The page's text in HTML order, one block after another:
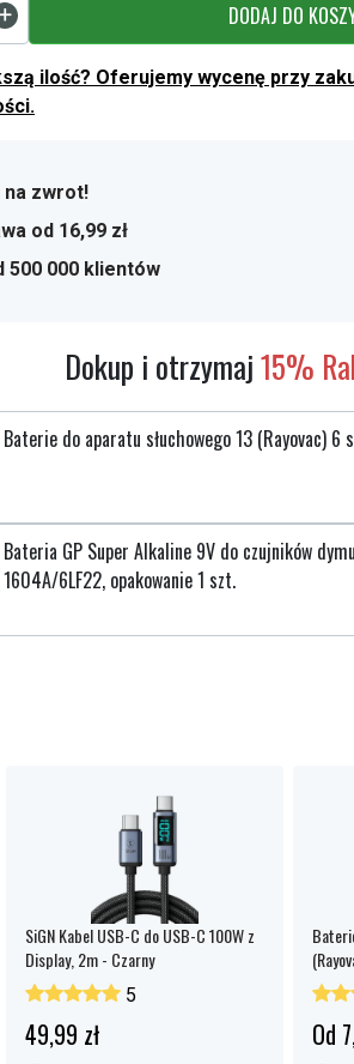
DODAJ DO
ilość? Oferujemy wycenę przy
na zwrot!
od 16,99 zł
500 000 klientów
Dokup i otrzymaj15%
Baterie do aparatu słuchowego 13 (Rayovac) 6
Bateria GP Super Alkaline 9V do czujników
1604A/6LF22, opakowanie 1 szt.
SiGN Kabel USB-C do USB-C 100W z
Display, 2m - Czarny
5
49,99 zł Od